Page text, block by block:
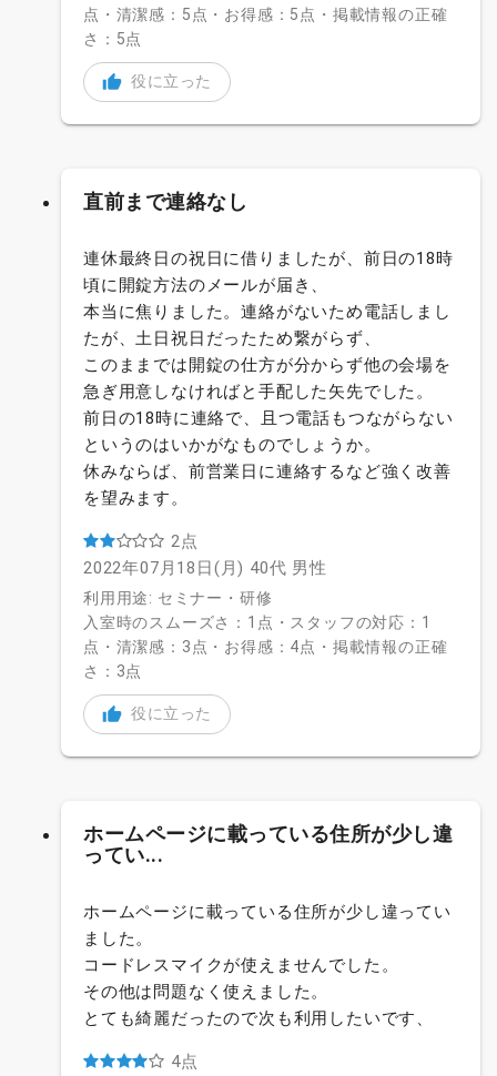
点・清潔感：5点・お得感：5点・掲載情報の正確
さ：5点
役に立った
直前まで連絡なし
連休最終日の祝日に借りましたが、前日の18時
頃に開錠方法のメールが届き、
本当に焦りました。連絡がないため電話しまし
たが、土日祝日だったため繋がらず、
このままでは開錠の仕方が分からず他の会場を
急ぎ用意しなければと手配した矢先でした。
前日の18時に連絡で、且つ電話もつながらない
というのはいかがなものでしょうか。
休みならば、前営業日に連絡するなど強く改善
を望みます。
2点
2022年07月18日(月) 40代 男性
利用用途: セミナー・研修
入室時のスムーズさ：1点・スタッフの対応：1
点・清潔感：3点・お得感：4点・掲載情報の正確
さ：3点
役に立った
ホームページに載っている住所が少し違
ってい...
ホームページに載っている住所が少し違ってい
ました。
コードレスマイクが使えませんでした。
その他は問題なく使えました。
とても綺麗だったので次も利用したいです、
4点